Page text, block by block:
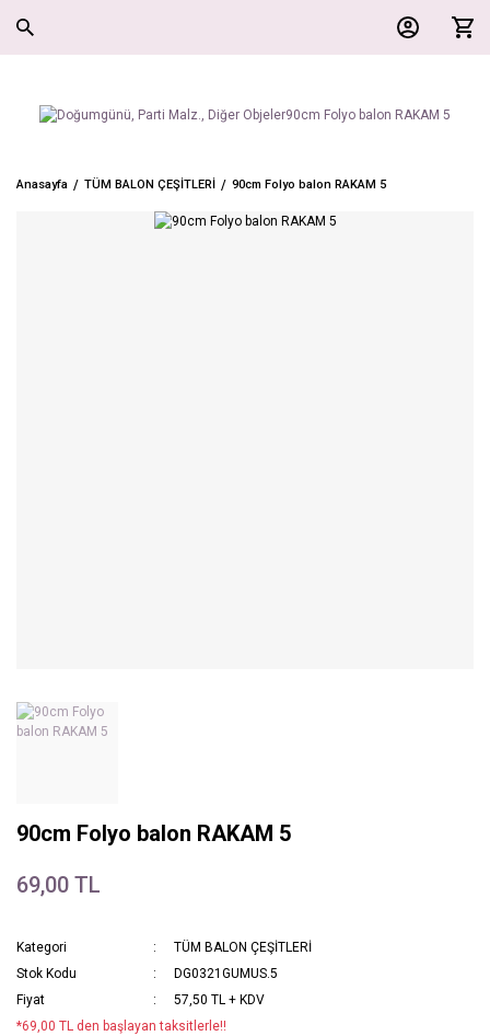
Anasayfa TÜM BALON ÇEŞİTLERİ 90cm Folyo balon RAKAM 5
90cm Folyo balon RAKAM 5
69,00 TL
Kategori
TÜM BALON ÇEŞİTLERİ
Stok Kodu
DG0321GUMUS.5
Fiyat
57,50 TL + KDV
*69,00 TL den başlayan taksitlerle!!